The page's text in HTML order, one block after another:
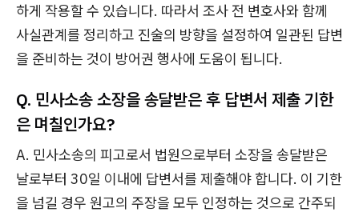
하게 작용할 수 있습니다. 따라서 조사 전 변호사와 함께
사실관계를 정리하고 진술의 방향을 설정하여 일관된 답변
을 준비하는 것이 방어권 행사에 도움이 됩니다.
Q. 민사소송 소장을 송달받은 후 답변서 제출 기한
은 며칠인가요?
A. 민사소송의 피고로서 법원으로부터 소장을 송달받은
날로부터 30일 이내에 답변서를 제출해야 합니다. 이 기한
을 넘길 경우 원고의 주장을 모두 인정하는 것으로 간주되